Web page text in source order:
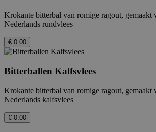
Krokante bitterbal van romige ragout, gemaakt
Nederlands rundvlees
€ 0.00
Bitterballen Kalfsvlees
Krokante bitterbal van romige ragout, gemaakt
Nederlands kalfsvlees
€ 0.00